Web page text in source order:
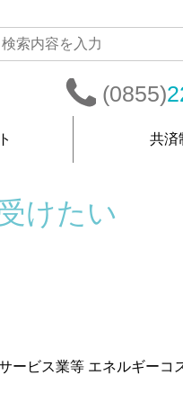
(0855)
共済
けたい
ービス業等 エネルギーコ